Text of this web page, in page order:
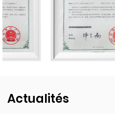
Actualités